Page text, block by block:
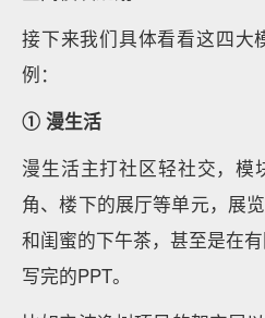
接下来我们具体看看这四大
例：
① 漫生活
漫生活主打社区轻社交，模
角、楼下的展厅等单元，展
和闺蜜的下午茶，甚至是在
写完的PPT。